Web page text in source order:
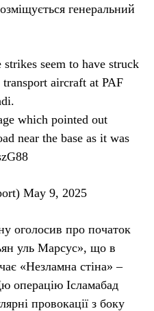
генеральний
seem to have struck
aircraft at PAF
which pointed out
near the base as it was
May 9, 2025
оголосив про початок
уль Марсус», що в
«Незламна стіна» –
операцію Ісламабад
провокації з боку